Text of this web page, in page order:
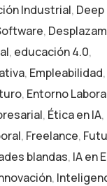
Industrial, Deep
,
, educación 4.0,
, Empleabilidad,
, Entorno
, Ética en IA,
, Freelance,
blandas, IA en
,